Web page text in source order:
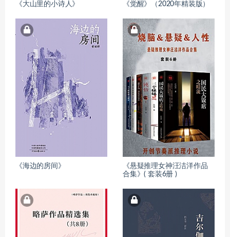
《大山里的小诗人》 《觉醒》（2020年精装版）
《海边的房间》
《悬疑推理女神汪洁洋作品
合集》( 套装6册 )